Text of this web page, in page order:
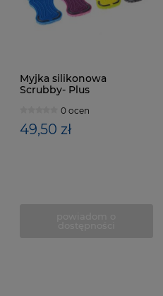
Myjka silikonowa
Scrubby- Plus
0 ocen
49,50 zł